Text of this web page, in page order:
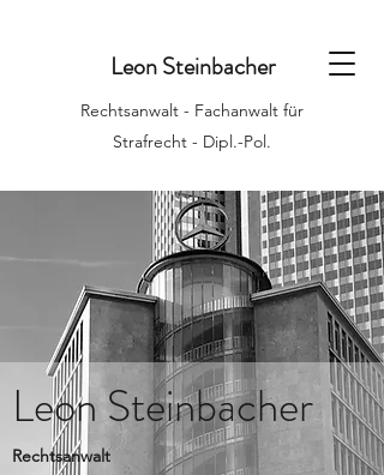
Leon Steinbacher
Rechtsanwalt - Fachanwalt für
Strafrecht - Dipl.-Pol.
Leon Steinbacher
Rechtsanwalt